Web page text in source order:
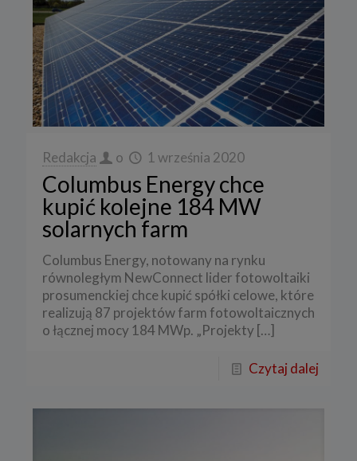
Redakcja o 1 września 2020
Columbus Energy chce
kupić kolejne 184 MW
solarnych farm
Columbus Energy, notowany na rynku
równoległym NewConnect lider fotowoltaiki
prosumenckiej chce kupić spółki celowe, które
realizują 87 projektów farm fotowoltaicznych
o łącznej mocy 184 MWp. „Projekty […]
Czytaj dalej